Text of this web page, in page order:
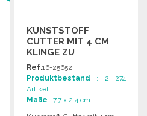
KUNSTSTOFF
CUTTER MIT 4 CM
KLINGE ZU
GROSSHANDELSPREISEN
Ref.16-25652
Produktbestand : 2 274
Artikel
Maße : 7.7 x 2.4 cm